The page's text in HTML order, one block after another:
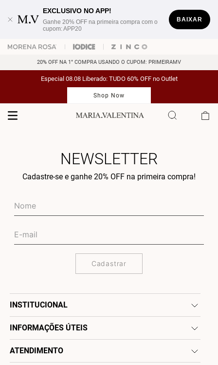
EXCLUSIVO NO APP!
Ganhe 20% OFF na primeira compra com o
cupom: APP20
BAIXAR
20% OFF NA 1° COMPRA USANDO O CUPOM: PRIMEIRAMV
Especial 08.08 Liberado: TUDO 60% OFF no Outlet
Shop Now
NEWSLETTER
Cadastre-se e ganhe 20% OFF na primeira compra!
Cadastrar
INSTITUCIONAL
INFORMAÇÕES ÚTEIS
ATENDIMENTO